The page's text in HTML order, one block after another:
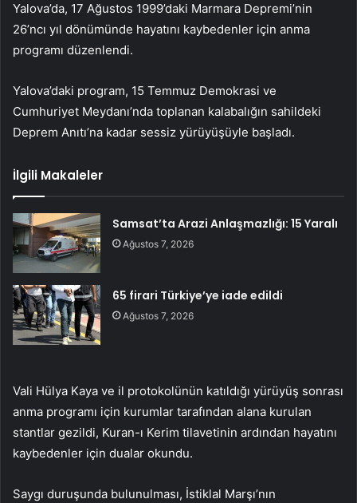
Yalova’da, 17 Ağustos 1999’daki Marmara Depremi’nin
26’ncı yıl dönümünde hayatını kaybedenler için anma
programı düzenlendi.
Yalova’daki program, 15 Temmuz Demokrasi ve
Cumhuriyet Meydanı’nda toplanan kalabalığın sahildeki
Deprem Anıtı’na kadar sessiz yürüyüşüyle başladı.
İlgili Makaleler
Samsat’ta Arazi Anlaşmazlığı: 15 Yaralı
Ağustos 7, 2026
65 firari Türkiye’ye iade edildi
Ağustos 7, 2026
Vali Hülya Kaya ve il protokolünün katıldığı yürüyüş sonrası
anma programı için kurumlar tarafından alana kurulan
stantlar gezildi, Kuran-ı Kerim tilavetinin ardından hayatını
kaybedenler için dualar okundu.
Saygı duruşunda bulunulması, İstiklal Marşı’nın